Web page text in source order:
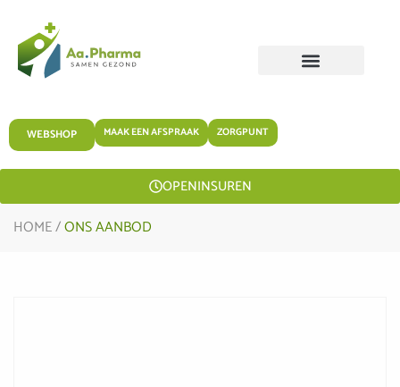
WEBSHOP MAAK EEN AFSPRAAK ZORGPUNT
OPENINSUREN
HOME/ONS AANBOD